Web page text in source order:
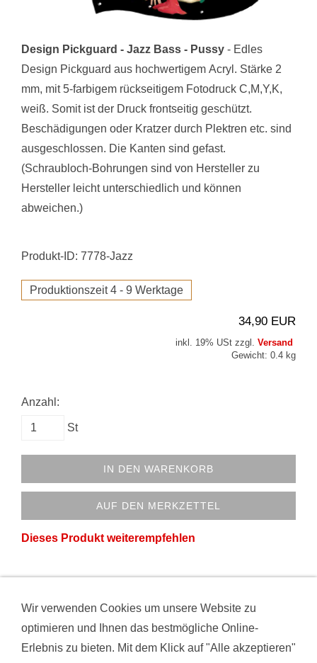
Design Pickguard - Jazz Bass - Pussy - Edles
Design Pickguard aus hochwertigem Acryl. Stärke 2
mm, mit 5-farbigem rückseitigem Fotodruck C,M,Y,K,
weiß. Somit ist der Druck frontseitig geschützt.
Beschädigungen oder Kratzer durch Plektren etc. sind
ausgeschlossen. Die Kanten sind gefast.
(Schraubloch-Bohrungen sind von Hersteller zu
Hersteller leicht unterschiedlich und können
abweichen.)
Produkt-ID: 7778-Jazz
Produktionszeit 4 - 9 Werktage
34,90 EUR
inkl. 19% USt zzgl. Versand
Gewicht: 0.4 kg
Anzahl:
St
IN DEN WARENKORB
AUF DEN MERKZETTEL
Dieses Produkt weiterempfehlen
VERTRAG WIDERRUFEN AGB
DATENSCHUTZ
KONTAKT
VERSAND
WIDERRUFSRECHT
Wir verwenden Cookies um unsere Website zu
optimieren und Ihnen das bestmögliche Online-
Erlebnis zu bieten. Mit dem Klick auf "Alle akzeptieren"